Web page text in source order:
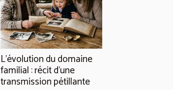
L’évolution du domaine
familial : récit d’une
transmission pétillante